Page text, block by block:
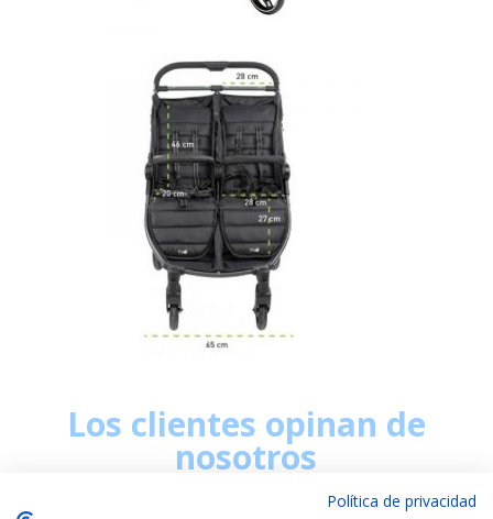
Los clientes opinan de
nosotros
Política de privacidad